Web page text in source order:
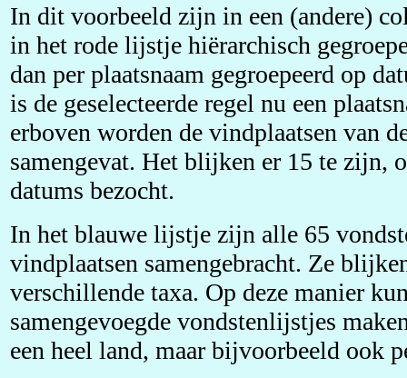
In dit voorbeeld zijn in een (andere)
in het rode lijstje hiërarchisch
dan per plaatsnaam gegroepeerd op
is de geselecteerde regel nu een
erboven worden de vindplaatsen van
samengevat. Het blijken er 15 te zijn,
datums bezocht.
In het blauwe lijstje zijn alle 65
vindplaatsen samengebracht. Ze
verschillende taxa. Op deze manier
samengevoegde vondstenlijstjes
een heel land, maar bijvoorbeeld ook